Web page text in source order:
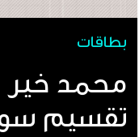
بطاقات
محمد خير
تقسيم